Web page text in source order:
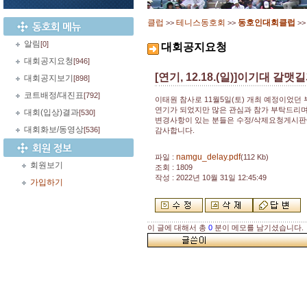
알림[0]
대회공지요청[946]
대회공지보기 [898]
코트배정/대진표[792]
대회(입상)결과[530]
대회화보/동영상[536]
회원보기
가입하기
클럽 >> 테니스동호회 >> 동호인대회클럽 >>
대회공지요청
[연기, 12.18.(일)]이기대 갈맷
이태원 참사로 11월5일(토) 개최 예정이었던
연기가 되었지만 많은 관심과 참가 부탁드리
변경사항이 있는 분들은 수정/삭제요청게시
감사합니다.
파일 : namgu_delay.pdf(112 Kb)
조회 : 1809
작성 : 2022년 10월 31일 12:45:49
이 글에 대해서 총 0 분이 메모를 남기셨습니다.